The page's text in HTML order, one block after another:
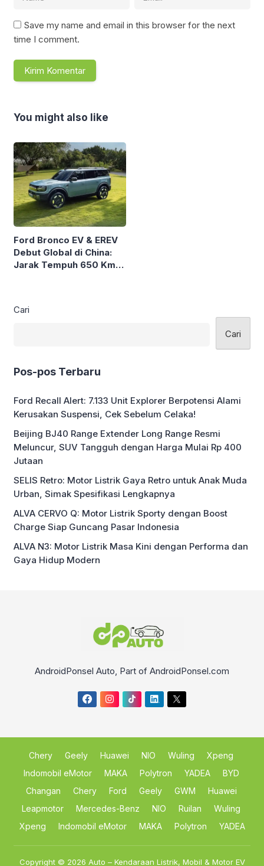
Save my name and email in this browser for the next
time I comment.
You might also like
Ford Bronco EV & EREV
Debut Global di China:
Jarak Tempuh 650 Km
Cari
Cari
Pos-pos Terbaru
Ford Recall Alert: 7.133 Unit Explorer Berpotensi Alami
Kerusakan Suspensi, Cek Sebelum Celaka!
Beijing BJ40 Range Extender Long Range Resmi
Meluncur, SUV Tangguh dengan Harga Mulai Rp 400
Jutaan
SELIS Retro: Motor Listrik Gaya Retro untuk Anak Muda
Urban, Simak Spesifikasi Lengkapnya
ALVA CERVO Q: Motor Listrik Sporty dengan Boost
Charge Siap Guncang Pasar Indonesia
ALVA N3: Motor Listrik Masa Kini dengan Performa dan
Gaya Hidup Modern
AndroidPonsel Auto, Part of AndroidPonsel.com
Chery Geely Huawei NIO Wuling
Xpeng
Indomobil eMotor
MAKA Polytron YADEA
BYD
Changan
Chery Ford Geely GWM
Huawei
Leapmotor
Mercedes-Benz NIO Ruilan
Wuling
Xpeng
Indomobil eMotor MAKA Polytron YADEA
Copyright © 2026 Auto – Kendaraan Listrik, Mobil & Motor EV